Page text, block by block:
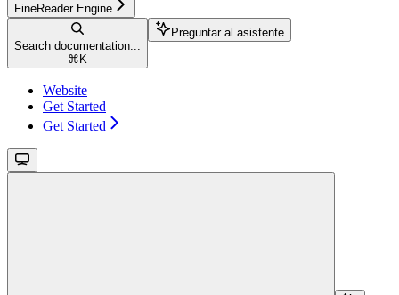
FineReader Engine
Search documentation...
⌘ K
Preguntar al asistente
Website
Get Started
Get Started